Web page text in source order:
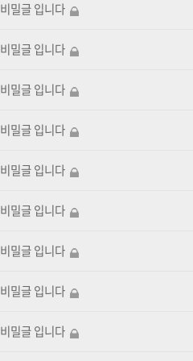
비밀글 입니다
비밀글 입니다
비밀글 입니다
비밀글 입니다
비밀글 입니다
비밀글 입니다
비밀글 입니다
비밀글 입니다
비밀글 입니다